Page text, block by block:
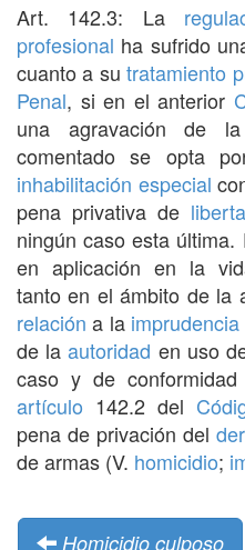
Art. 142.3: La
profesional ha sufrido
cuanto a sutratamiento
Penal, si en el anterior
una agravación de
comentado se opta
inhabilitación especial
pena privativa de
ningún caso esta última.
en aplicación en la
tanto en el ámbito de la
relación a la imprudencia
de laautoridad en uso
caso y de
artículo 142.2 del
pena de privación del
de armas (V. homicidio;
Homicidio culposo